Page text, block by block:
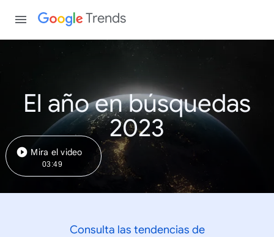
Trends
El año en búsquedas
2023
Mira el video
03:49
Consulta las tendencias de